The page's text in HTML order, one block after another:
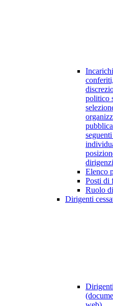
politico
Elenco
Posti di
Ruolo
Dirigenti